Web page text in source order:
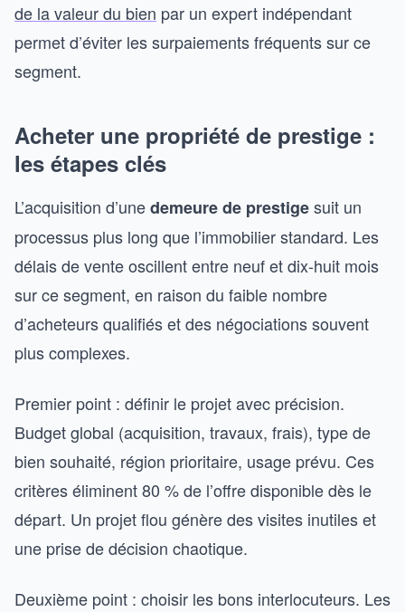
de la valeur du bien par un expert indépendant
permet d’éviter les surpaiements fréquents sur ce
segment.
Acheter une propriété de prestige :
les étapes clés
L’acquisition d’unedemeure de prestigesuit un
processus plus long que l’immobilier standard. Les
délais de vente oscillent entre neuf et dix-huit mois
sur ce segment, en raison du faible nombre
d’acheteurs qualifiés et des négociations souvent
plus complexes.
Premier point : définir le projet avec précision.
Budget global (acquisition, travaux, frais), type de
bien souhaité, région prioritaire, usage prévu. Ces
critères éliminent 80 % de l’offre disponible dès le
départ. Un projet flou génère des visites inutiles et
une prise de décision chaotique.
Deuxième point : choisir les bons interlocuteurs. Les